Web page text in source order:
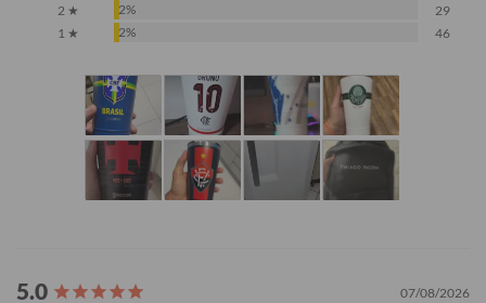
2 ★
2%
29
1 ★
2% 46
07/08/2026